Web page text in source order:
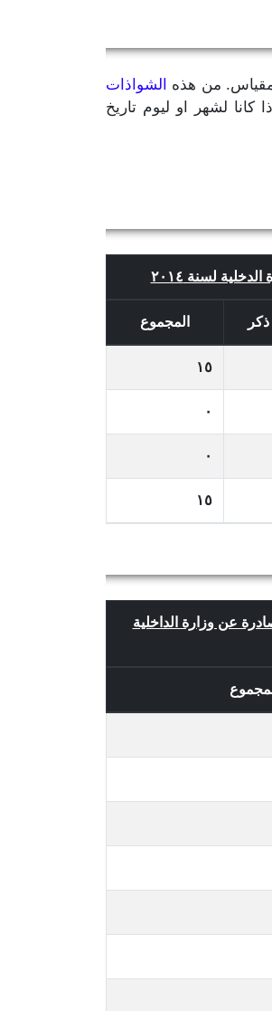
مقياس. من هذه
الشواذات
يدلّان على ما إذا كانا لشهر او ليوم تاريخ
لسنة ٢٠١٤
ذكر المجموع
١٥
٠
٠
١٥
عن وزارة الداخلية